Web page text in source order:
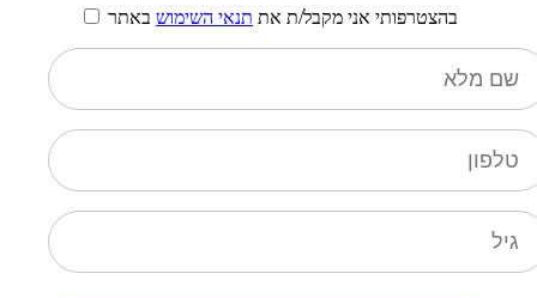
בהצטרפותי אני מקבל/ת את תנאי השימוש באתר